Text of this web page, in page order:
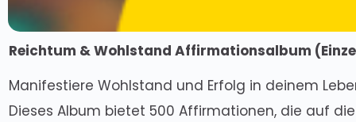
Reichtum & Wohlstand Affirmationsalbum (
Manifestiere Wohlstand und Erfolg in deinem
Dieses Album bietet 500 Affirmationen, die auf